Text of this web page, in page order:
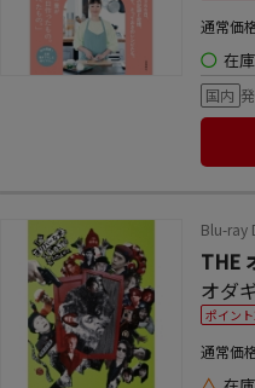
通常価
◯ 在
国内
Blu-ray
THE
オダ
ポイン
通常価